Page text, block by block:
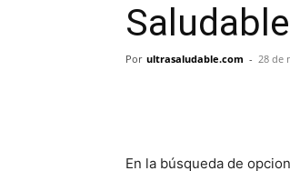
Saludable
Por ultrasaludable.com - 28 de
En la búsqueda de